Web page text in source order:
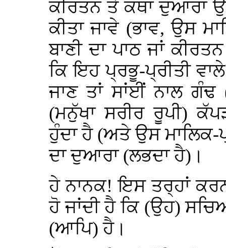
ਕੀਰਤਨ ਤੇ ਕਥਾ ਦੁਆਰਾ
ਕੀਤਾ ਜਾਵੇ (ਭਾਵ, ਉਸ
ਬਾਣੀ ਦਾ ਪਾਠ ਜਾਂ
ਕਿ ਇਹ ਪ੍ਰਭੂ-ਪ੍ਰੀਤੀ
ਜਾਣ ਤਾਂ ਸਾਂਈਂ ਨਾਲ ਗੰਢ
(ਮਨੁੱਖਾ ਸਰੀਰ ਰੂਪੀ)
ਹੁੰਦਾ ਹੈ (ਅਤੇ ਉਸ ਮਾਲਿਕ-
ਦਾ ਦੁਆਰਾ (ਲਭਦਾ ਹੈ)।
ਹੇ ਨਾਨਕ! ਇਸ ਤਰ੍ਹਾਂ
ਹੋ ਜਾਂਦੀ ਹੈ ਕਿ (ਉਹ)
(ਆਪਿ) ਹੈ।